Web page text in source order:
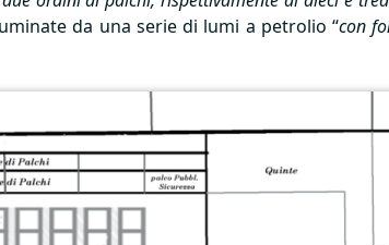
da una serie di lumi a petrolio “con